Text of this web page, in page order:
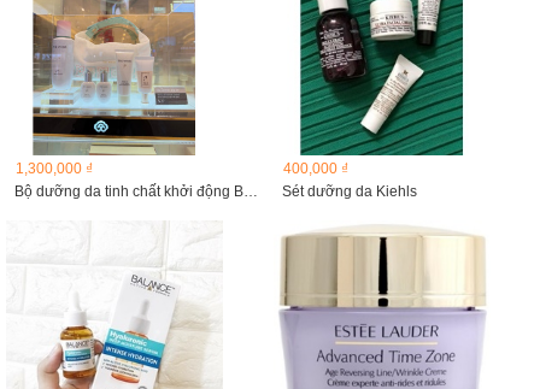
1,300,000 ₫
Bộ dưỡng da tinh chất khởi động Bichup Treatment essence
400,000 ₫
Sét dưỡng da Kiehls